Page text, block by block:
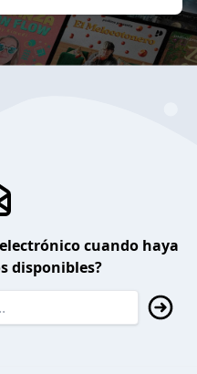
cuando haya
disponibles?